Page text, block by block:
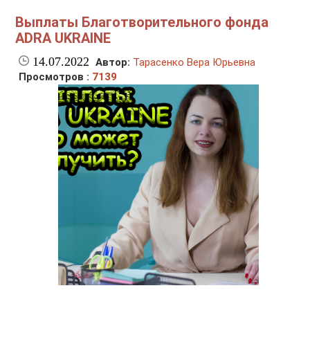
Выплаты Благотворительного фонда
ADRA UKRAINE
14.07.2022 Автор: Тарасенко Вера Юрьевна
Просмотров : 7139